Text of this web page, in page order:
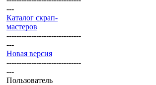
---
Каталог скрап-
мастеров
------------------------------
---
Новая версия
------------------------------
---
Пользователь